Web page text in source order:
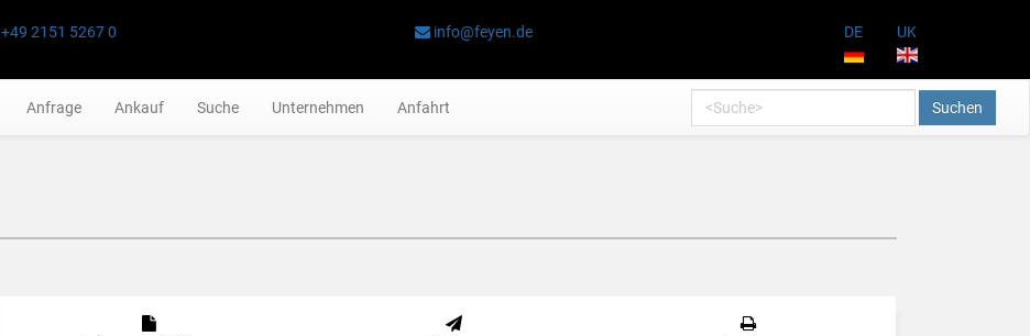
+49 2151 5267 0 info@feyen.de DE UK
Anfrage Ankauf Suche Unternehmen Anfahrt Suchen